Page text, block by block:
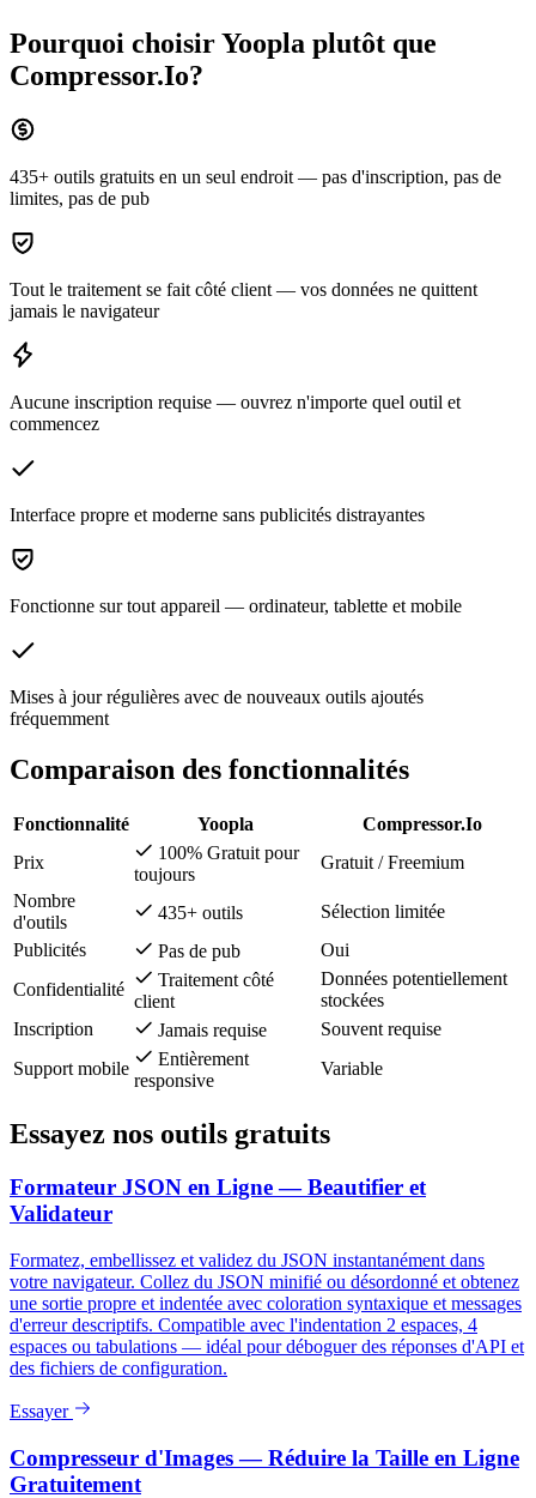
Pourquoi choisir Yoopla plutôt que
Compressor.Io?
435+ outils gratuits en un seul endroit — pas d'inscription, pas de
limites, pas de pub
Tout le traitement se fait côté client — vos données ne quittent
jamais le navigateur
Aucune inscription requise — ouvrez n'importe quel outil et
commencez
Interface propre et moderne sans publicités distrayantes
Fonctionne sur tout appareil — ordinateur, tablette et mobile
Mises à jour régulières avec de nouveaux outils ajoutés
fréquemment
Comparaison des fonctionnalités
Fonctionnalité Yoopla
Compressor.Io
Prix
100% Gratuit pour
toujours
Gratuit / Freemium
Nombre
d'outils
435+ outils
Sélection limitée
Publicités
Pas de pub
Oui
Confidentialité
Traitement côté
client
Données potentiellement
stockées
Inscription
Jamais requise
Souvent requise
Support mobile
Entièrement
responsive
Variable
Essayez nos outils gratuits
Formateur JSON en Ligne — Beautifier et
Validateur
Formatez, embellissez et validez du JSON instantanément dans
votre navigateur. Collez du JSON minifié ou désordonné et obtenez
une sortie propre et indentée avec coloration syntaxique et messages
d'erreur descriptifs. Compatible avec l'indentation 2 espaces, 4
espaces ou tabulations — idéal pour déboguer des réponses d'API et
des fichiers de configuration.
Essayer
Compresseur d'Images — Réduire la Taille en Ligne
Gratuitement